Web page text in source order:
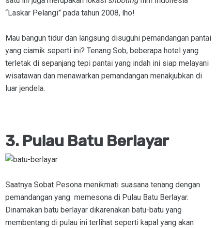
“Laskar Pelangi” pada tahun 2008, lho!
Mau bangun tidur dan langsung disuguhi pemandangan pantai
yang ciamik seperti ini? Tenang Sob, beberapa hotel yang
terletak di sepanjang tepi pantai yang indah ini siap melayani
wisatawan dan menawarkan pemandangan menakjubkan di
luar jendela.
3. Pulau Batu Berlayar
Saatnya Sobat Pesona menikmati suasana tenang dengan
pemandangan yang memesona di Pulau Batu Berlayar.
Dinamakan batu berlayar dikarenakan batu-batu yang
membentang di pulau ini terlihat seperti kapal yang akan